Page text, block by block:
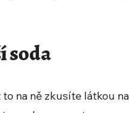
soda
na ně zkusíte látkou